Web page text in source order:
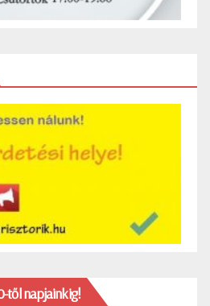
től napjainkig!